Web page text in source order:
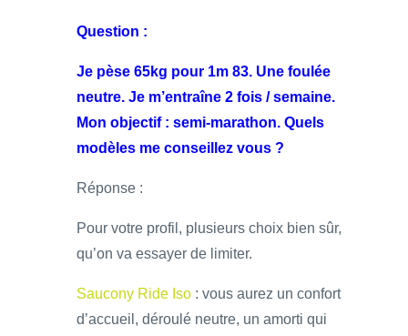
Question :
Je pèse 65kg pour 1m 83. Une foulée
neutre. Je m’entraîne 2 fois / semaine.
Mon objectif : semi-marathon. Quels
modèles me conseillez vous ?
Réponse :
Pour votre profil, plusieurs choix bien sûr,
qu’on va essayer de limiter.
Saucony Ride Iso : vous aurez un confort
d’accueil, déroulé neutre, un amorti qui